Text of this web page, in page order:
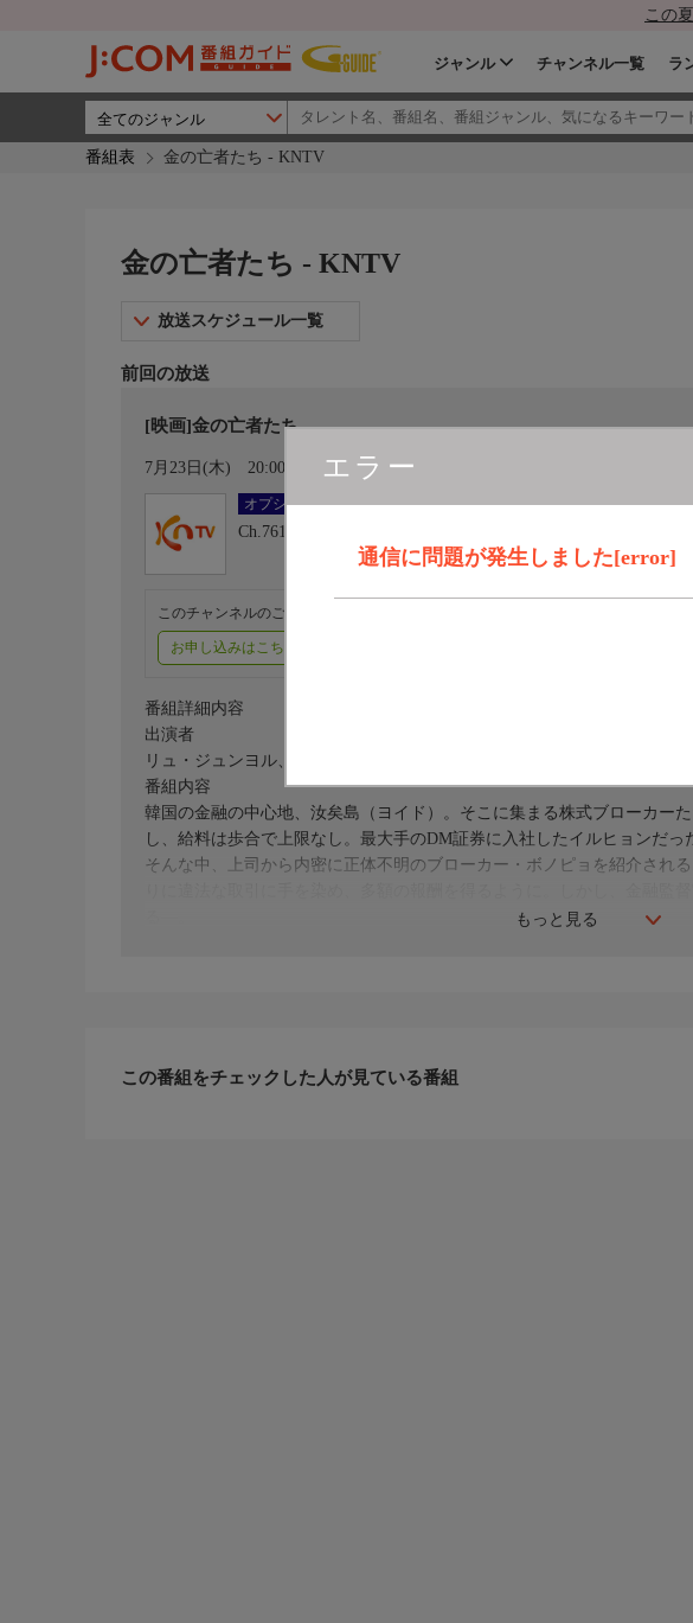
この
ジャンル チャンネル一覧 ラ
番組表 金の亡者たち - KNTV
エラー
通信に問題が発生しました[error]
金の亡者たち - KNTV
放送スケジュール一覧
前回の放送
[映画]金の亡者たち
7月23日(木) 20:00〜22:30 カレンダー登録
オプション
Ch.761
このチャンネルのご視聴には、オプションチャンネル(有料)のご契約が必要となりま
お申し込みはこちら
もっと見る
番組詳細内容
出演者
リュ・ジュンヨル、ユ・ジテ、チョ・ウジン、キム・ジェヨン、ウォン
番組内容
韓国の金融の中心地、汝矣島（ヨイド）。そこに集まる株式ブローカー
し、給料は歩合で上限なし。最大手のDM証券に入社したイルヒョンだっ
そんな中、上司から内密に正体不明のブローカー・ボノピョを紹介され
この番組をチェックした人が見ている番組